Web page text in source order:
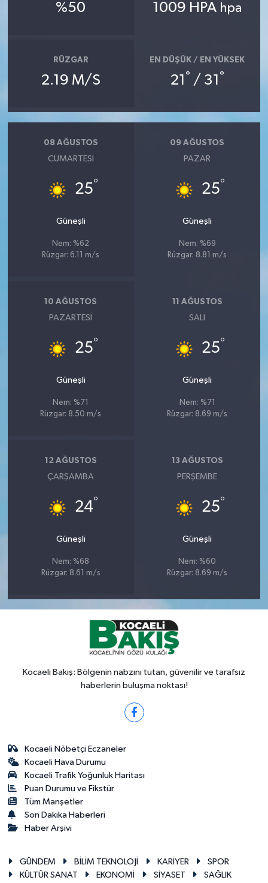
%50 1009 HPA hpa
RÜZGAR
2.19 M/S
EN DÜŞÜK / EN YÜKSEK
21 ° / 31 °
08 AĞUSTOS
CUMARTESI
25°
Güneşli
Nem: %62
Rüzgar: 6.11 m/s
09 AĞUSTOS
PAZAR
25°
Güneşli
Nem: %69
Rüzgar: 8.81 m/s
10 AĞUSTOS
PAZARTESI
25°
Güneşli
Nem: %71
Rüzgar: 8.50 m/s
11 AĞUSTOS
SALI
25°
Güneşli
Nem: %71
Rüzgar: 8.69 m/s
12 AĞUSTOS
ÇARŞAMBA
24°
Güneşli
Nem: %68
Rüzgar: 8.61 m/s
13 AĞUSTOS
PERŞEMBE
25°
Güneşli
Nem: %60
Rüzgar: 8.69 m/s
Kocaeli Bakış: Bölgenin nabzını tutan, güvenilir ve tarafsız
haberlerin buluşma noktası!
Kocaeli Nöbetçi Eczaneler
Kocaeli Hava Durumu
Kocaeli Trafik Yoğunluk Haritası
Puan Durumu ve Fikstür
Tüm Manşetler
Son Dakika Haberleri
Haber Arşivi
GÜNDEM BİLİM TEKNOLOJİ KARİYER
SPOR
KÜLTÜR SANAT
EKONOMİ SİYASET SAĞLIK